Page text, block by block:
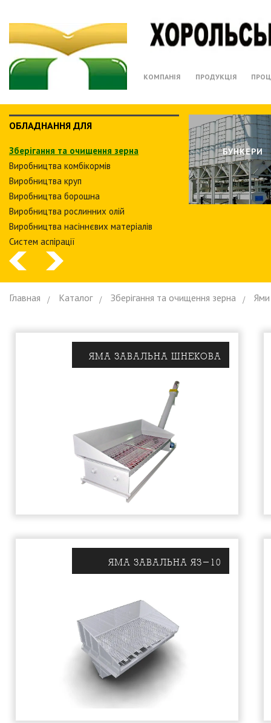
КОМПАНІЯ ПРОДУКЦІЯ
ОБЛАДНАННЯ ДЛЯ
Зберiгання та очищення зерна
Виробництва комбiкормiв
Виробництва круп
Виробництва борошна
Виробництва рослинних олiй
Виробництва насіннєвих матеріалів
Систем аспiрацiї
БУНКЕРИ
Главная Каталог Зберiгання та очищення зерна Ями
ЯМА ЗАВАЛЬНА ШНЕКОВА
ЯМА ЗАВАЛЬНА ЯЗ-10